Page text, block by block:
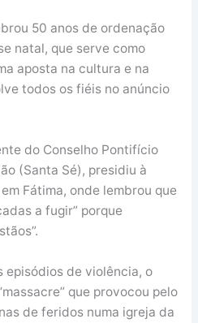
50 anos de ordenação
natal, que serve como
aposta na cultura e na
todos os fiéis no anúncio
do Conselho Pontifício
(Santa Sé), presidiu à
Fátima, onde lembrou que
a fugir” porque
episódios de violência, o
que provocou pelo
de feridos numa igreja da